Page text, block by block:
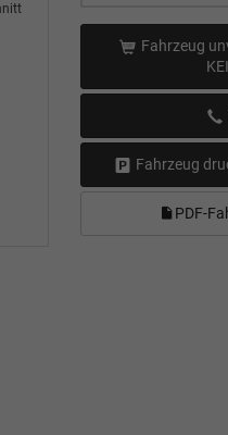
Fahrzeug
Fahrzeug
PDF-